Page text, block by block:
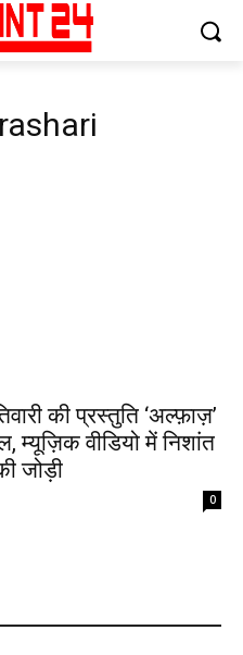
की प्रस्तुति ‘अल्फ़ाज़’
म्यूज़िक वीडियो में निशांत
जोड़ी
0